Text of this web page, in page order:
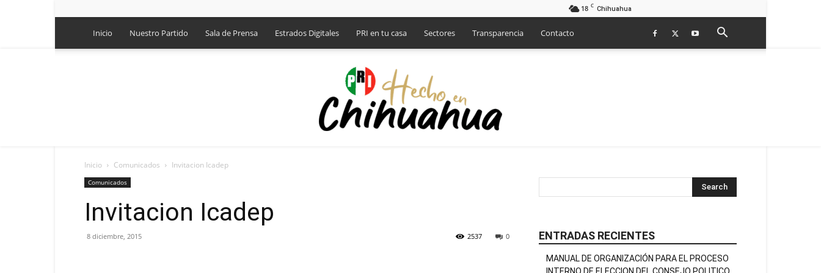
18 C Chihuahua
Inicio Nuestro Partido Sala de Prensa Estrados Digitales PRI en tu casa Sectores Transparencia Contacto
Inicio Comunicados Invitacion Icadep
Comunicados
Invitacion Icadep
8 diciembre, 2015 0
2537 ENTRADAS RECIENTES
MANUAL DE ORGANIZACIÓN PARA EL PROCESO